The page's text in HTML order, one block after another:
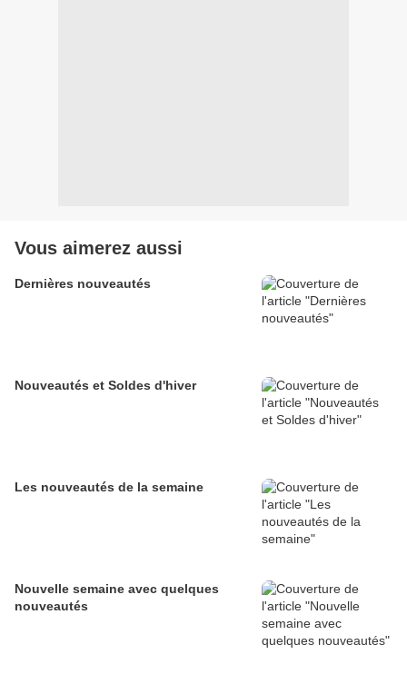
Vous aimerez aussi
Dernières nouveautés
Nouveautés et Soldes d'hiver
Les nouveautés de la semaine
Nouvelle semaine avec quelques
nouveautés